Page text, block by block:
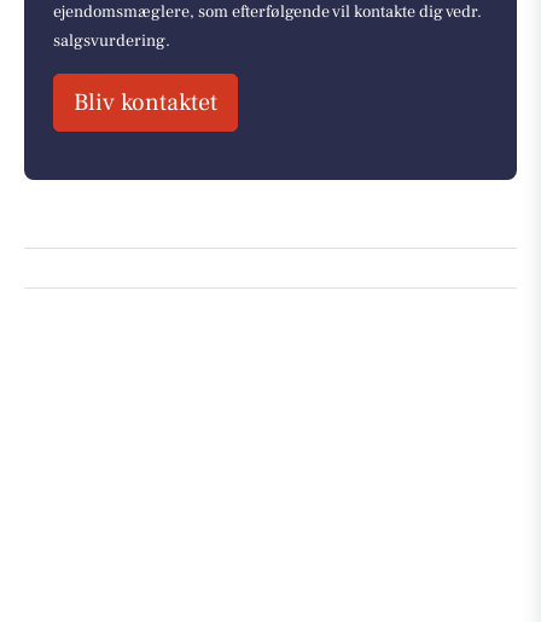
ejendomsmæglere, som efterfølgende vil kontakte dig vedr.
salgsvurdering.
Bliv kontaktet